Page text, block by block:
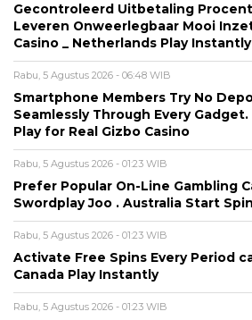
Gecontroleerd Uitbetaling
Leveren Onweerlegbaar Mooi
Casino _ Netherlands Play Instantly
Rabu, 5 Agustus 2026 - 06:48 WIB
Smartphone Members Try No
Seamlessly Through Every
Play for Real Gizbo Casino
Rabu, 5 Agustus 2026 - 01:23 WIB
Prefer Popular On-Line Gambling
Swordplay Joo . Australia Start
Rabu, 5 Agustus 2026 - 01:23 WIB
Activate Free Spins Every Period
Canada Play Instantly
Rabu, 5 Agustus 2026 - 01:23 WIB